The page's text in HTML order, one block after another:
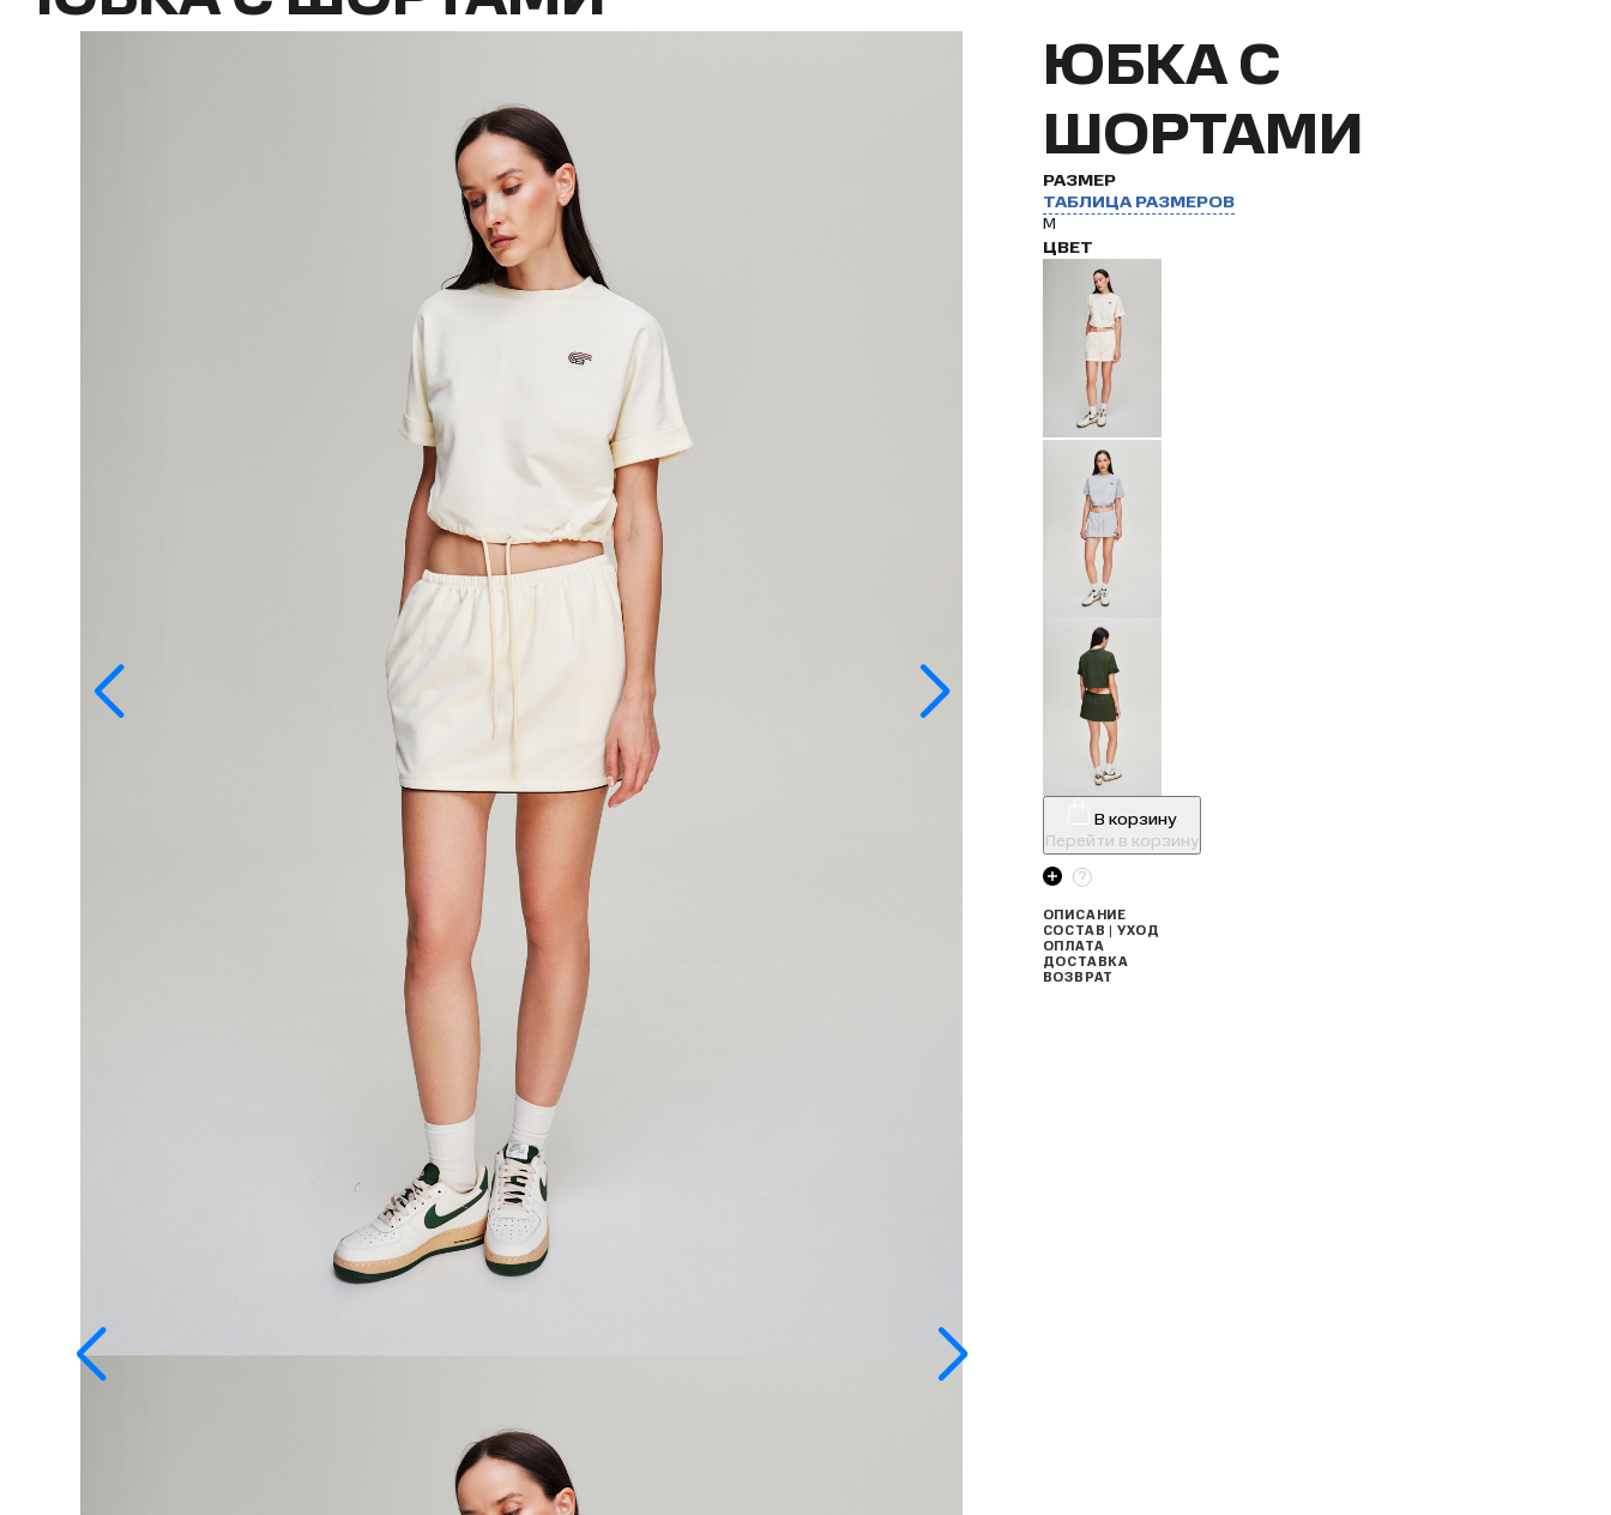
ЮБКА С
ШОРТАМИ
РАЗМЕР
ТАБЛИЦА РАЗМЕРОВ
M
ЦВЕТ
В корзину
Перейти в корзину
ОПИСАНИЕ
СОСТАВ | УХОД
ОПЛАТА
ДОСТАВКА
ВОЗВРАТ